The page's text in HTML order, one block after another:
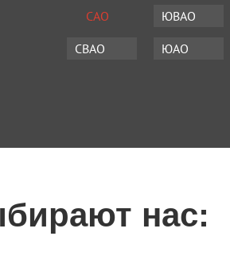
САО ЮВАО
СВАО ЮАО
нас: